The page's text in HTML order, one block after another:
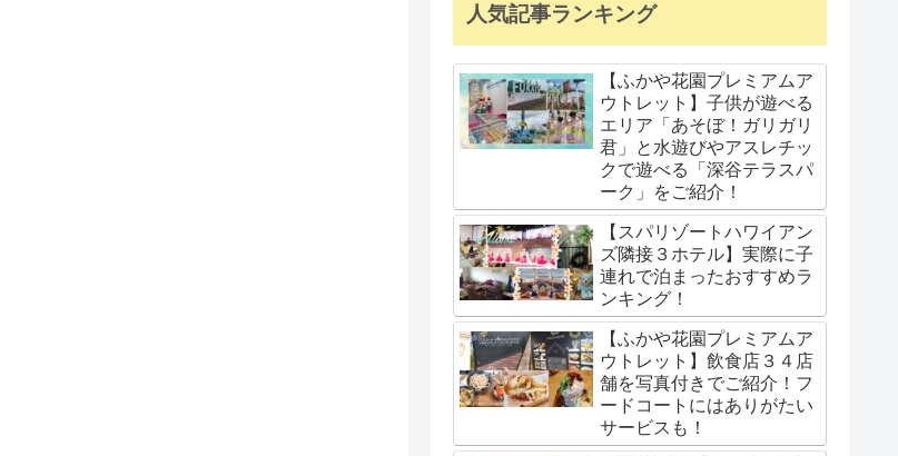
人気記事ランキング
【ふかや花園プレミアムア
ウトレット】子供が遊べる
エリア「あそぼ！ガリガリ
君」と水遊びやアスレチッ
クで遊べる「深谷テラスパ
ーク」をご紹介！
【スパリゾートハワイアン
ズ隣接３ホテル】実際に子
連れで泊まったおすすめラ
ンキング！
【ふかや花園プレミアムア
ウトレット】飲食店３４店
舗を写真付きでご紹介！フ
ードコートにはありがたい
サービスも！